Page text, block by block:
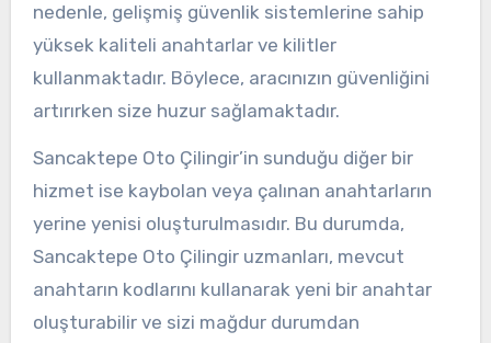
nedenle, gelişmiş güvenlik sistemlerine sahip
yüksek kaliteli anahtarlar ve kilitler
kullanmaktadır. Böylece, aracınızın güvenliğini
artırırken size huzur sağlamaktadır.
Sancaktepe Oto Çilingir’in sunduğu diğer bir
hizmet ise kaybolan veya çalınan anahtarların
yerine yenisi oluşturulmasıdır. Bu durumda,
Sancaktepe Oto Çilingir uzmanları, mevcut
anahtarın kodlarını kullanarak yeni bir anahtar
oluşturabilir ve sizi mağdur durumdan